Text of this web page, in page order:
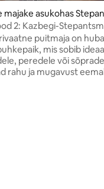
5, 49 hinnangut
majake asukohas
2: Kazbegi-
puitmaja on
mis sobib
peredele või
rahu ja mugavust